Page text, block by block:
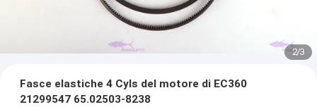
2/3
Fasce elastiche 4 Cyls del motore di EC360
21299547 65.02503-8238